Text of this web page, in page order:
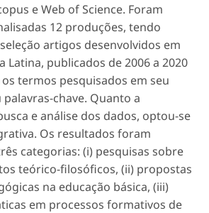
eWeb of Science. Foram
12 produções, tendo
artigos desenvolvidos em
Latina, publicados de 2006 a 2020
termos pesquisados em seu
chave. Quanto a
e análise dos dados, optou-se
Os resultados foram
categorias: (i) pesquisas sobre
teórico-filosóficos, (ii) propostas
na educação básica, (iii)
em processos formativos de